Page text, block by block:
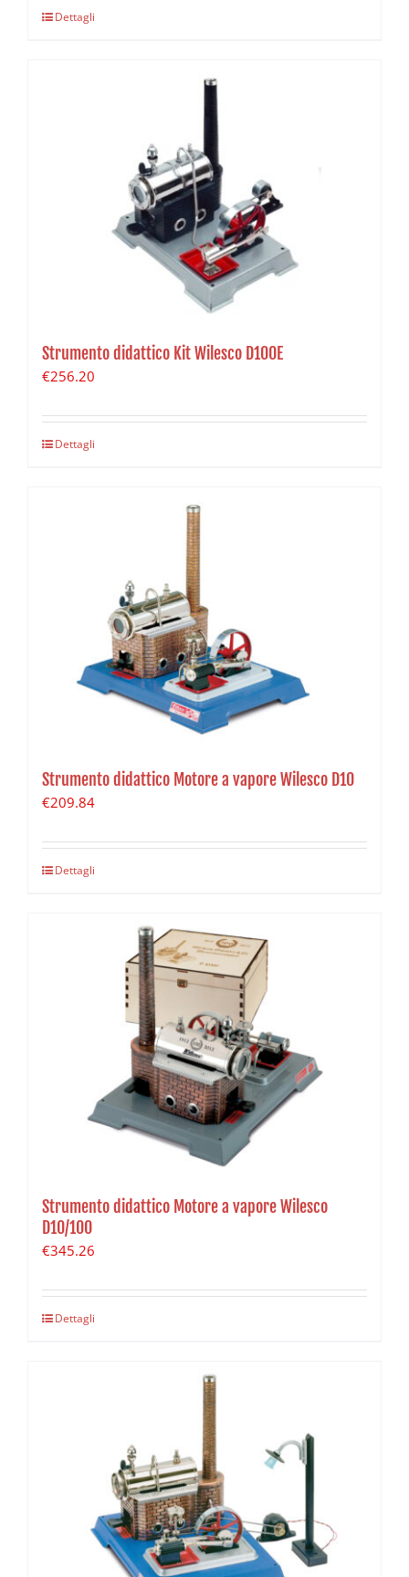
Dettagli
Strumento didattico Kit Wilesco D100E
€256.20
Dettagli
Strumento didattico Motore a vapore Wilesco D10
€209.84
Dettagli
Strumento didattico Motore a vapore Wilesco
D10/100
€345.26
Dettagli